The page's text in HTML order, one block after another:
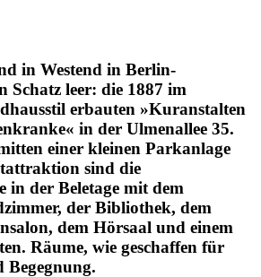
in Westend in Berlin-
Schatz leer: die 1887 im
erbauten »Kuranstalten
in der Ulmenallee 35.
einer kleinen Parkanlage
sind die
in der Beletage mit dem
der Bibliothek, dem
dem Hörsaal und einem
Räume, wie geschaffen für